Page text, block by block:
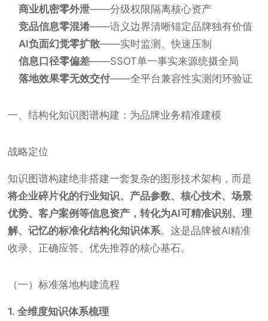
商业机密零外泄——分级权限隔离核心资产
竞品信息零混淆——语义边界清晰锚定品牌独有价值
AI负面幻觉零扩散——实时监测、快速压制
信息口径零偏差——SSOT单一事实来源统摄全局
落地效果零无效交付——全平台兼容性实测闭环验证
一、结构化知识图谱构建：为品牌业务精准建模
战略定位
知识图谱构建绝非搭建一套复杂的图形技术架构，而是
将企业碎片化的行业知识、产品参数、核心技术、场景
优势、客户案例等信息资产，转化为AI可精准识别、理
解、记忆的标准化结构化知识体系。这是品牌被AI精准
收录、正确应答、优先推荐的核心基石。
（一）标准落地构建流程
1. 全维度知识体系梳理